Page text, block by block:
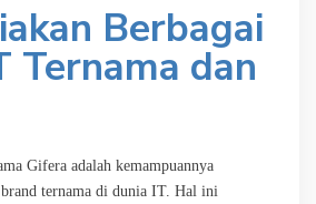
Berbagai
Ternama dan
Gifera adalah kemampuannya
ternama di dunia IT. Hal ini